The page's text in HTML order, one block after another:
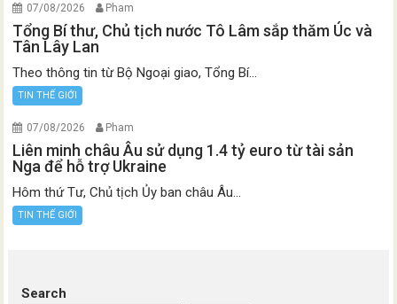
07/08/2026 Pham
Tổng Bí thư, Chủ tịch nước Tô Lâm sắp thăm Úc và
Tân Lây Lan
Theo thông tin từ Bộ Ngoại giao, Tổng Bí...
TIN THẾ GIỚI
07/08/2026 Pham
Liên minh châu Âu sử dụng 1.4 tỷ euro từ tài sản
Nga để hỗ trợ Ukraine
Hôm thứ Tư, Chủ tịch Ủy ban châu Âu...
TIN THẾ GIỚI
Search